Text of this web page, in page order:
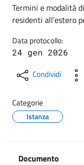
Termini e modalità
residenti all’estero
Data protocollo:
24 gen 2026
Condividi
Categorie
Istanza
Documento